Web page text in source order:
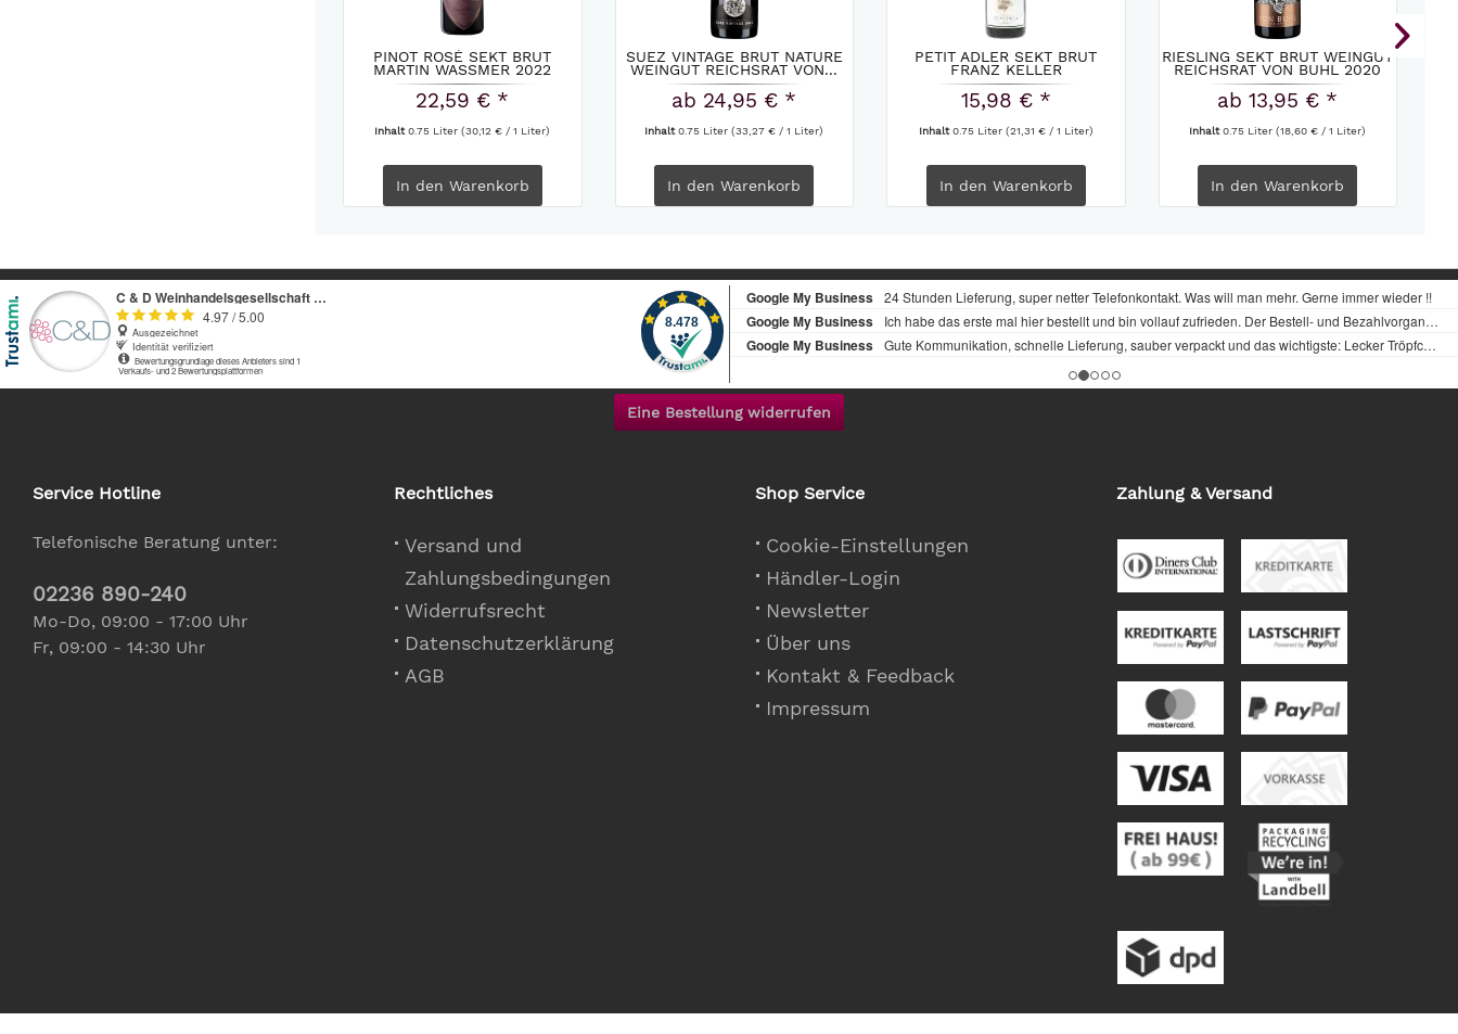
PINOT ROSÉ SEKT BRUT
MARTIN WASSMER 2022
22,59 € *
Inhalt0.75 Liter(30,12 € / 1 Liter)
In den Warenkorb
SUEZ VINTAGE BRUT NATURE
WEINGUT REICHSRAT VON...
ab 24,95 € *
Inhalt0.75 Liter(33,27 € / 1 Liter)
In den Warenkorb
PETIT ADLER SEKT BRUT
FRANZ KELLER
15,98 € *
Inhalt0.75 Liter (21,31 € / 1 Liter)
In den Warenkorb
RIESLING SEKT BRUT WEINGUT
REICHSRAT VON BUHL 2020
ab 13,95 € *
Inhalt0.75 Liter(18,60 € / 1 Liter)
In den Warenkorb
Eine Bestellung widerrufen
Service Hotline
Telefonische Beratung unter:
02236 890-240
Mo-Do, 09:00 - 17:00 Uhr
Fr, 09:00 - 14:30 Uhr
Rechtliches
Versand und
Zahlungsbedingungen
Widerrufsrecht
Datenschutzerklärung
AGB
Shop Service
Cookie-Einstellungen
Händler-Login
Newsletter
Über uns
Kontakt & Feedback
Impressum
Zahlung & Versand